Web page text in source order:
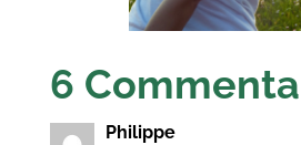
6
Philippe